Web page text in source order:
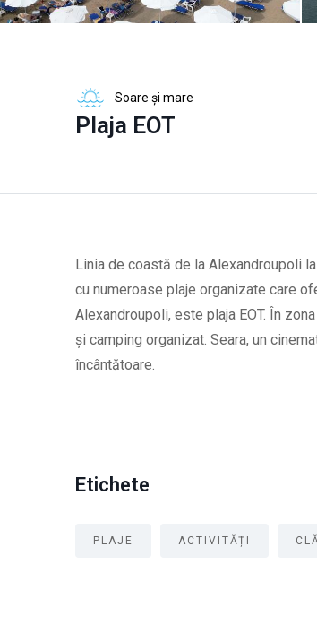
Soare și mare
Plaja EOT
Linia de coastă de la Alexandroupoli
cu numeroase plaje organizate care
Alexandroupoli, este plaja EOT. În
și camping organizat. Seara, un
încântătoare.
Etichete
PLAJE ACTIVITĂȚI